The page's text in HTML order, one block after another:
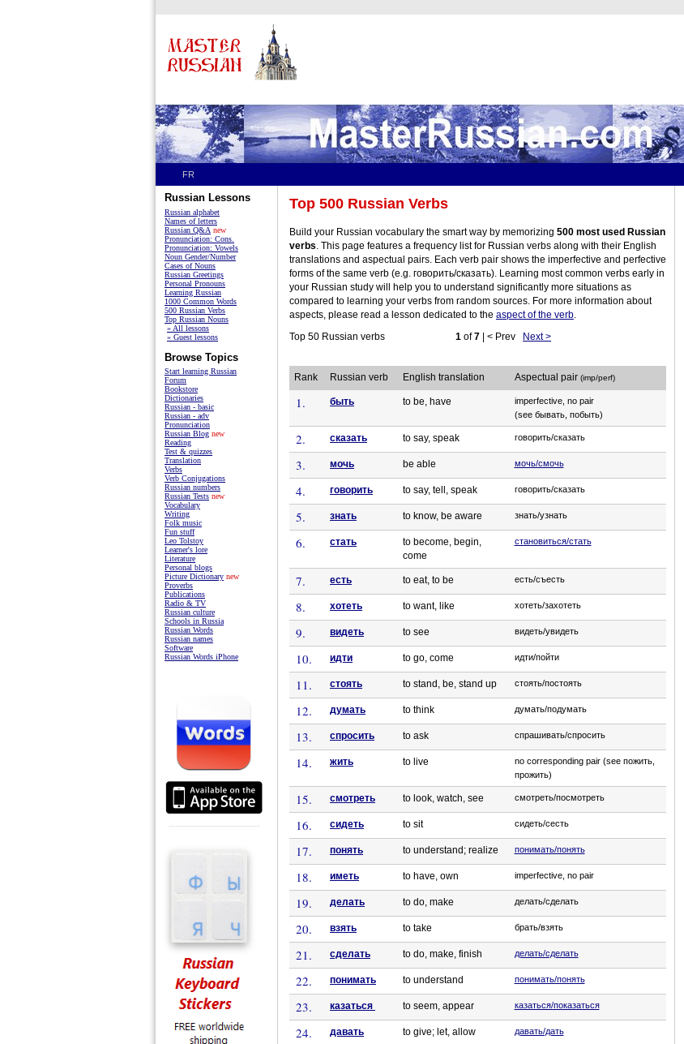
FR
Top 500 Russian Verbs
Build your Russian vocabulary the smart way by memorizing 500 most used Russian
verbs. This page features a frequency list for Russian verbs along with their English
translations and aspectual pairs. Each verb pair shows the imperfective and perfective
forms of the same verb (e.g. говорить/сказать). Learning most common verbs early in
your Russian study will help you to understand significantly more situations as
compared to learning your verbs from random sources. For more information about
aspects, please read a lesson dedicated to the aspect of the verb.
Top 50 Russian verbs 1 of7 | < Prev Next >
Rank Russian verb English translation Aspectual pair (imp/perf)
1. быть to be, have
imperfective, no pair
(see бывать, побыть)
2. сказать to say, speak говорить/сказать
3. мочь be able мочь/смочь
4. говорить to say, tell, speak говорить/сказать
5. знать to know, be aware знать/узнать
6. стать
to become, begin,
come
становиться/стать
7. есть to eat, to be есть/съесть
8. хотеть to want, like хотеть/захотеть
9. видеть to see видеть/увидеть
10. идти to go, come идти/пойти
11. стоять to stand, be, stand up стоять/постоять
12. думать to think думать/подумать
13. спросить to ask спрашивать/спросить
14. жить to live
no corresponding pair (see пожить,
прожить)
15. смотреть to look, watch, see смотреть/посмотреть
16. сидеть to sit сидеть/сесть
17. понять to understand; realize понимать/понять
18. иметь to have, own imperfective, no pair
19. делать to do, make делать/сделать
20. взять to take брать/взять
21. сделать to do, make, finish делать/сделать
22. понимать to understand понимать/понять
23. казаться to seem, appear казаться/показаться
24. давать to give; let, allow давать/дать
Russian Lessons
Russian alphabet
Names of letters
Russian Q&A new
Pronunciation: Cons.
Pronunciation: Vowels
Noun Gender/Number
Cases of Nouns
Russian Greetings
Personal Pronouns
Learning Russian
1000 Common Words
500 Russian Verbs
Top Russian Nouns
» All lessons
» Guest lessons
Browse Topics
Start learning Russian
Forum
Bookstore
Dictionaries
Russian - basic
Russian - adv
Pronunciation
Russian Blog new
Reading
Test & quizzes
Translation
Verbs
Verb Conjugations
Russian numbers
Russian Tests new
Vocabulary
Writing
Folk music
Fun stuff
Leo Tolstoy
Learner's lore
Literature
Personal blogs
Picture Dictionary new
Proverbs
Publications
Radio & TV
Russian culture
Schools in Russia
Russian Words
Russian names
Software
Russian Words iPhone